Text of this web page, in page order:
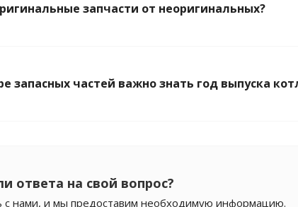
запчасти от неоригинальных?
запасных частей важно знать год выпуска
ответа на свой вопрос?
с нами, и мы предоставим необходимую информацию.